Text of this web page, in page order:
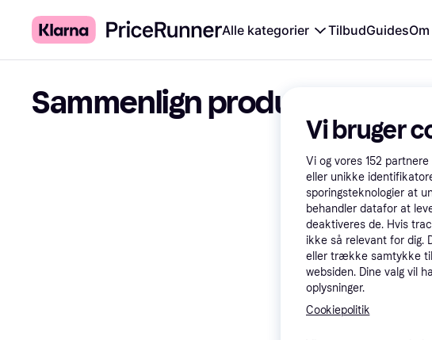
Alle kategorier TilbudGuides
Sammenlign produkter
Vi bruger
Vi og vores 152 partnere
eller unikke
sporingsteknologier at
behandler datafor at
deaktiveres de. Hvis
ikke så relevant for dig.
eller trække samtykke
websiden. Dine valg vil
oplysninger.
Cookiepolitik